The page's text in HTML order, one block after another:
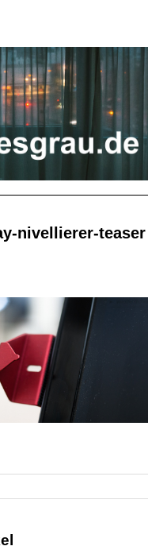
nivellierer-teaser